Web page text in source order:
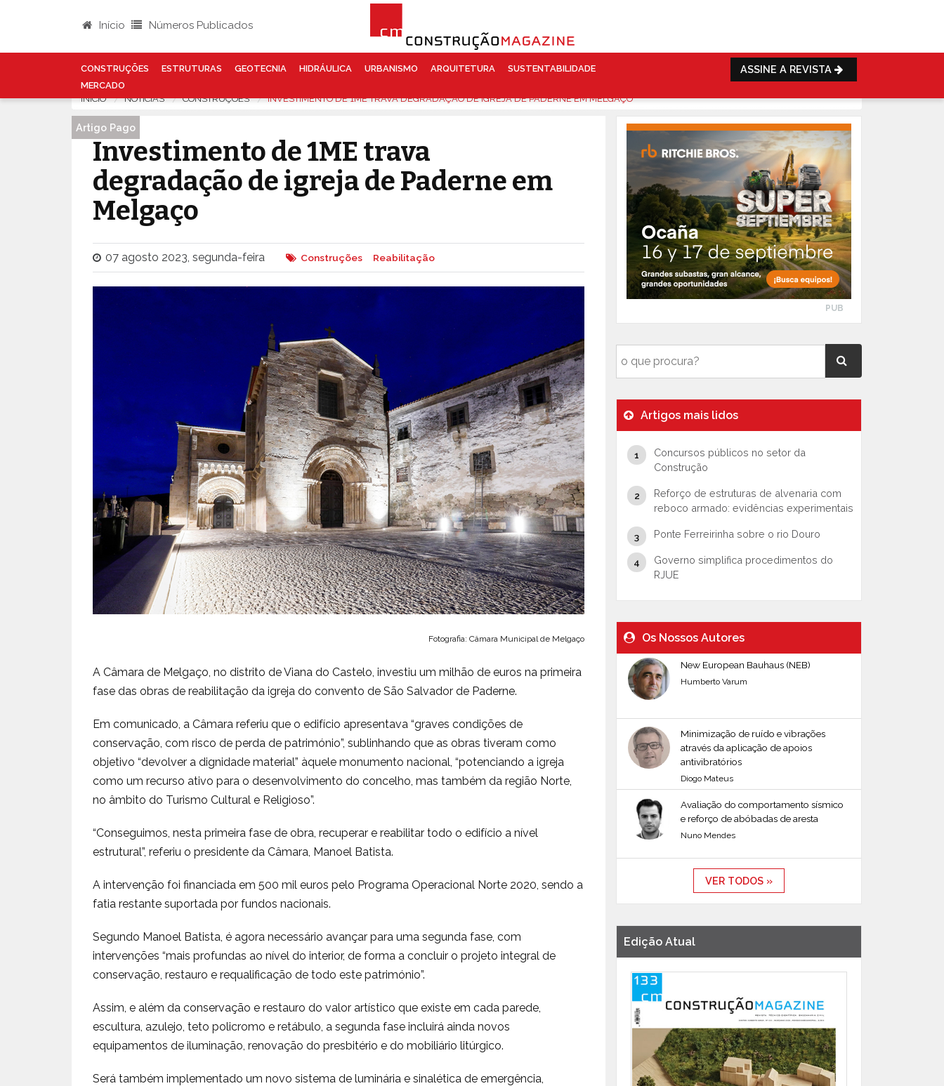
Início Números Publicados
CONSTRUÇÕES ESTRUTURAS GEOTECNIA HIDRÁULICA URBANISMO ARQUITETURA
SUSTENTABILIDADE
MERCADO
ASSINE A REVISTA
INÍCIO NOTÍCIAS CONSTRUÇÕES INVESTIMENTO DE 1ME TRAVA DEGRADAÇÃO DE IGREJA DE PADERNE EM MELGAÇO
Investimento de 1ME trava
degradação de igreja de Paderne em
Melgaço
Artigo Pago
07 agosto 2023, segunda-feira Construções Reabilitação
Fotografia: Câmara Municipal de Melgaço
A Câmara de Melgaço, no distrito de Viana do Castelo, investiu um milhão de euros na primeira
fase das obras de reabilitação da igreja do convento de São Salvador de Paderne.
Em comunicado, a Câmara referiu que o edifício apresentava “graves condições de
conservação, com risco de perda de património”, sublinhando que as obras tiveram como
objetivo “devolver a dignidade material” àquele monumento nacional, “potenciando a igreja
como um recurso ativo para o desenvolvimento do concelho, mas também da região Norte,
no âmbito do Turismo Cultural e Religioso”.
“Conseguimos, nesta primeira fase de obra, recuperar e reabilitar todo o edifício a nível
estrutural”, referiu o presidente da Câmara, Manoel Batista.
A intervenção foi financiada em 500 mil euros pelo Programa Operacional Norte 2020, sendo a
fatia restante suportada por fundos nacionais.
Segundo Manoel Batista, é agora necessário avançar para uma segunda fase, com
intervenções “mais profundas ao nível do interior, de forma a concluir o projeto integral de
conservação, restauro e requalificação de todo este património”.
Assim, e além da conservação e restauro do valor artístico que existe em cada parede,
escultura, azulejo, teto policromo e retábulo, a segunda fase incluirá ainda novos
equipamentos de iluminação, renovação do presbitério e do mobiliário litúrgico.
Será também implementado um novo sistema de luminária e sinalética de emergência,
PUB
Artigos mais lidos
Concursos públicos no setor da
Construção
Reforço de estruturas de alvenaria com
reboco armado: evidências experimentais
Ponte Ferreirinha sobre o rio Douro
Governo simplifica procedimentos do
RJUE
Os Nossos Autores
New European Bauhaus (NEB)
Humberto Varum
Minimização de ruído e vibrações
através da aplicação de apoios
antivibratórios
Diogo Mateus
Avaliação do comportamento sísmico
e reforço de abóbadas de aresta
Nuno Mendes
VER TODOS »
Edição Atual